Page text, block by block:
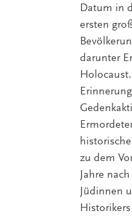
Datum in
ersten
darunter
zu dem
Jahre
Jüdinnen